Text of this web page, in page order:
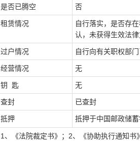
是否已腾空 否
租赁情况
自行落实，是否存
认，未获得生效法
过户情况 自行向有关职权部
经营情况 无
钥 匙 无
查封 已查封
抵押 抵押于中国邮政储
1、《法院裁定书》；2、《协助执行通知书